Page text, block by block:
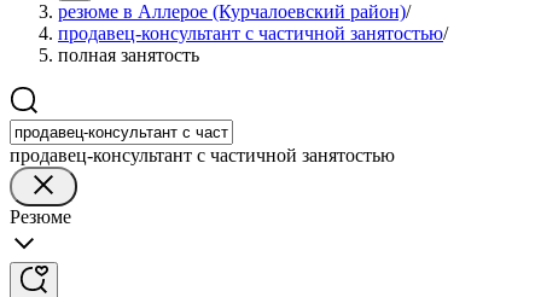
резюме в Аллерое (Курчалоевский район)/
продавец-консультант с частичной занятостью/
полная занятость
продавец-консультант с частичной занятостью
Резюме